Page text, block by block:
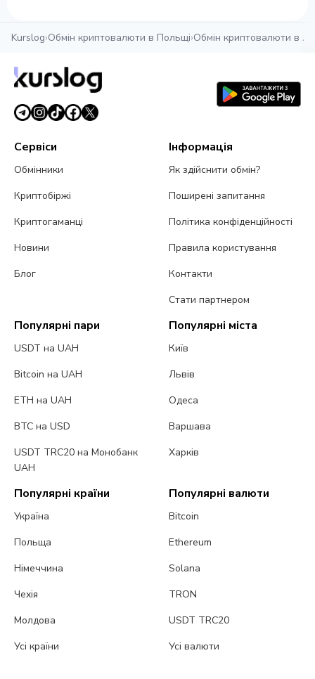
Kurslog›Обмін криптовалюти в Польщі›Обмін криптовалюти в
Сервіси
Обмінники
Криптобіржі
Криптогаманці
Новини
Блог
Інформація
Як здійснити обмін?
Поширені запитання
Політика конфіденційності
Правила користування
Контакти
Стати партнером
Популярні пари
USDT на UAH
Bitcoin на UAH
ETH на UAH
BTC на USD
USDT TRC20 на Монобанк
UAH
Популярні міста
Київ
Львів
Одеса
Варшава
Харків
Популярні країни
Україна
Польща
Німеччина
Чехія
Молдова
Усі країни
Популярні валюти
Bitcoin
Ethereum
Solana
TRON
USDT TRC20
Усі валюти